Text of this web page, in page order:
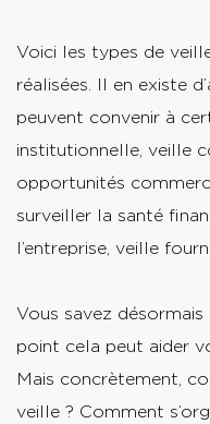
Voici les types de
réalisées. Il en existe
peuvent convenir à
institutionnelle, veille
opportunités
surveiller la santé
l’entreprise, veille
Vous savez désormais
point cela peut aider
Mais concrètement,
veille ? Comment